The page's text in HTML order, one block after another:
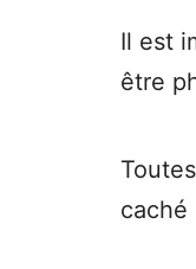
Il est
être
caché